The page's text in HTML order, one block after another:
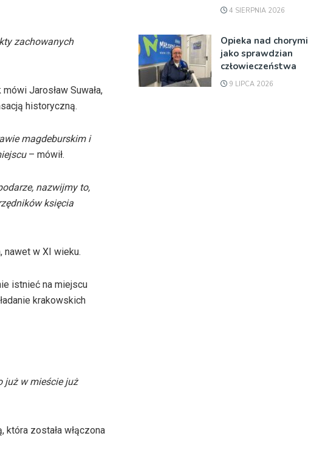
zachowanych
Jarosław Suwała,
historyczną.
magdeburskim i
– mówił.
nazwijmy to,
księcia
nawet w XI wieku.
istnieć na miejscu
krakowskich
już w mieście już
która została włączona
4 SIERPNIA 2026
Opieka nad chorymi
jako sprawdzian
człowieczeństwa
9 LIPCA 2026